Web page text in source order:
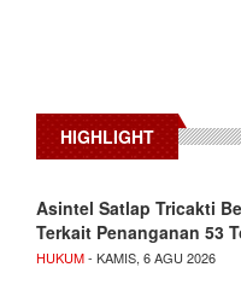
HIGHLIGHT
Asintel Satlap Tricakti
Terkait Penanganan 53
HUKUM- KAMIS, 6 AGU 2026